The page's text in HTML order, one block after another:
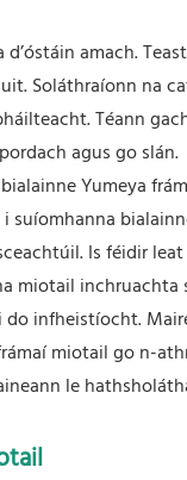
amach.
Soláthraíonn na
Téann
agus go slán.
Yumeya
suíomhanna
Is féidir
miotail inchruachta
infheistíocht.
miotail go n-
le